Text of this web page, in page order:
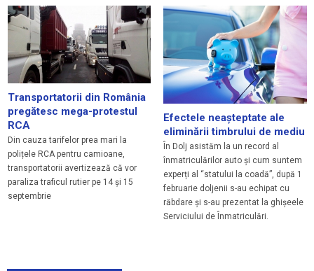
Transportatorii din România
pregătesc mega-protestul
RCA
Din cauza tarifelor prea mari la
polițele RCA pentru camioane,
transportatorii avertizează că vor
paraliza traficul rutier pe 14 și 15
septembrie
Efectele neașteptate ale
eliminării timbrului de mediu
În Dolj asistăm la un record al
înmatriculărilor auto și cum suntem
experți al “statului la coadă”, după 1
februarie doljenii s-au echipat cu
răbdare și s-au prezentat la ghișeele
Serviciului de Înmatriculări.